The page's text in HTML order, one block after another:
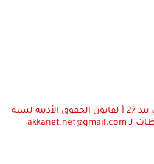
استعمال المضامين بموجب بند 27 أ لقانون الحقوق الأدبية لسنة